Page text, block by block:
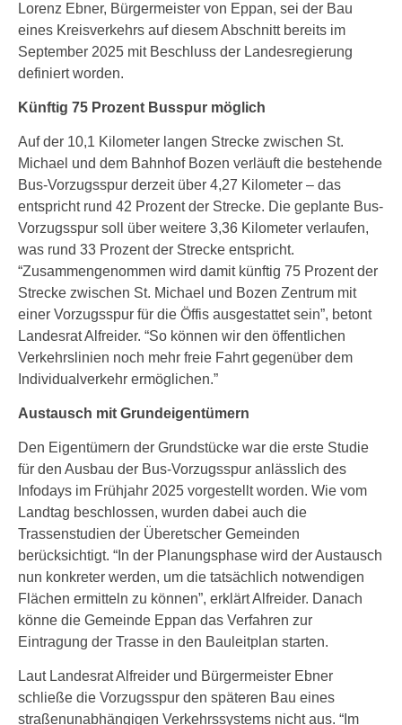
Lorenz Ebner, Bürgermeister von Eppan, sei der Bau
eines Kreisverkehrs auf diesem Abschnitt bereits im
September 2025 mit Beschluss der Landesregierung
definiert worden.
Künftig 75 Prozent Busspur möglich
Auf der 10,1 Kilometer langen Strecke zwischen St.
Michael und dem Bahnhof Bozen verläuft die bestehende
Bus-Vorzugsspur derzeit über 4,27 Kilometer – das
entspricht rund 42 Prozent der Strecke. Die geplante Bus-
Vorzugsspur soll über weitere 3,36 Kilometer verlaufen,
was rund 33 Prozent der Strecke entspricht.
“Zusammengenommen wird damit künftig 75 Prozent der
Strecke zwischen St. Michael und Bozen Zentrum mit
einer Vorzugsspur für die Öffis ausgestattet sein”, betont
Landesrat Alfreider. “So können wir den öffentlichen
Verkehrslinien noch mehr freie Fahrt gegenüber dem
Individualverkehr ermöglichen.”
Austausch mit Grundeigentümern
Den Eigentümern der Grundstücke war die erste Studie
für den Ausbau der Bus-Vorzugsspur anlässlich des
Infodays im Frühjahr 2025 vorgestellt worden. Wie vom
Landtag beschlossen, wurden dabei auch die
Trassenstudien der Überetscher Gemeinden
berücksichtigt. “In der Planungsphase wird der Austausch
nun konkreter werden, um die tatsächlich notwendigen
Flächen ermitteln zu können”, erklärt Alfreider. Danach
könne die Gemeinde Eppan das Verfahren zur
Eintragung der Trasse in den Bauleitplan starten.
Laut Landesrat Alfreider und Bürgermeister Ebner
schließe die Vorzugsspur den späteren Bau eines
straßenunabhängigen Verkehrssystems nicht aus. “Im